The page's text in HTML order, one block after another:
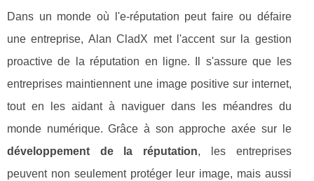
Dans un monde où l'e-réputation peut faire ou défaire
une entreprise, Alan CladX met l'accent sur la gestion
proactive de la réputation en ligne. Il s'assure que les
entreprises maintiennent une image positive sur internet,
tout en les aidant à naviguer dans les méandres du
monde numérique. Grâce à son approche axée sur le
développement de la réputation, les entreprises
peuvent non seulement protéger leur image, mais aussi